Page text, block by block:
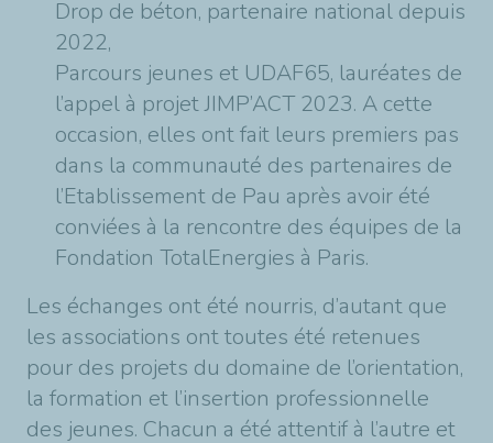
Drop de béton, partenaire national depuis
2022,
Parcours jeunes et UDAF65, lauréates de
l’appel à projet JIMP’ACT 2023. A cette
occasion, elles ont fait leurs premiers pas
dans la communauté des partenaires de
l’Etablissement de Pau après avoir été
conviées à la rencontre des équipes de la
Fondation TotalEnergies à Paris.
Les échanges ont été nourris, d’autant que
les associations ont toutes été retenues
pour des projets du domaine de l’orientation,
la formation et l’insertion professionnelle
des jeunes. Chacun a été attentif à l’autre et